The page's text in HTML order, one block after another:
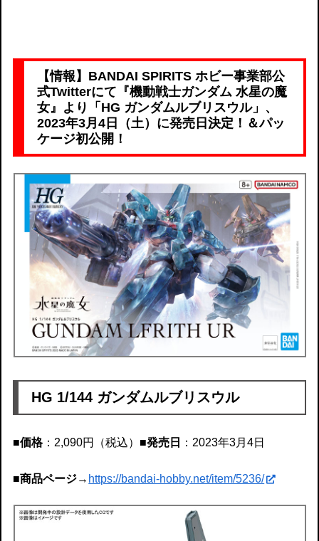
【情報】BANDAI SPIRITS ホビー事業部公
式Twitterにて『機動戦士ガンダム 水星の魔
女』より「HG ガンダムルブリスウル」、
2023年3月4日（土）に発売日決定！＆パッ
ケージ初公開！
HG 1/144 ガンダムルブリスウル
■価格：2,090円（税込） ■発売日 ：2023年3月4日
■商品ページ→ https://bandai-hobby.net/item/5236/